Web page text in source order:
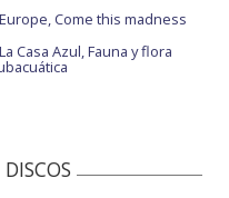
Europe, Come this madness
La Casa Azul, Fauna y flora